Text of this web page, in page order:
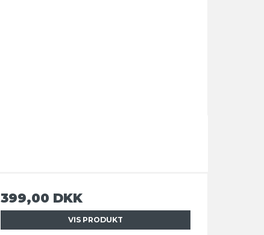
399,00 DKK
VIS PRODUKT